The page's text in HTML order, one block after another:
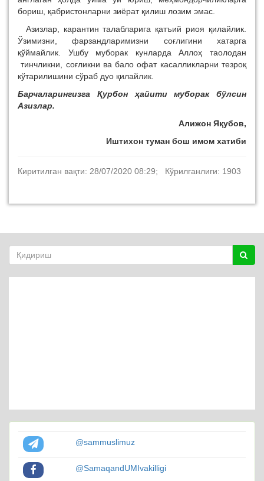
бориш, қабристонларни зиёрат қилиш лозим эмас.
Азизлар, карантин талабларига қатъий риоя қилайлик.
Ўзимизни, фарзандларимизни соғлигини хатарга
қўймайлик. Ушбу муборак кунларда Аллоҳ таолодан
тинчликни, соғликни ва бало офат касалликларни тезроқ
кўтарилишини сўраб дуо қилайлик.
Барчаларингизга Қурбон ҳайити муборак бўлсин
Азизлар.
Алижон Яқубов,
Иштихон туман бош имом хатиби
Киритилган вақти: 28/07/2020 08:29; Кўрилганлиги: 1903
@sammuslimuz
@SamaqandUMIvakilligi